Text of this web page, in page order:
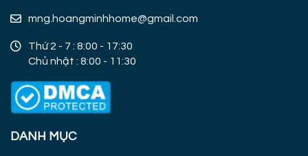
mng.hoangminhhome@gmail.com
Thứ 2 - 7 : 8:00 - 17:30
Chủ nhật : 8:00 - 11:30
DANH MỤC